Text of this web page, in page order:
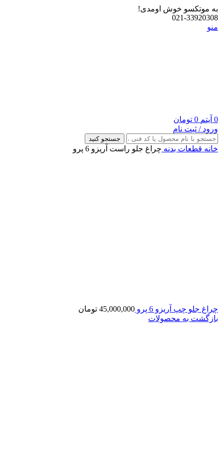
به موتکسو خوش اومدی!
021-33920308
منو
0 آیتم 0 تومان
ورود / ثبت نام
جستجو کنید
خانه قطعات بدنه چراغ جلو راست آریزو 6 پرو
چراغ جلو چپ آریزو 6 پرو 45,000,000 تومان
بازگشت به محصولات